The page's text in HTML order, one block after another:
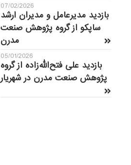
07/02/2026
بازدید مدیرعامل و مدیران ارشد
ساپکو از گروه پژوهش صنعت
مدرن
05/01/2026
بازدید علی فتح‌الله‌زاده از گروه
پژوهش صنعت مدرن در شهریار